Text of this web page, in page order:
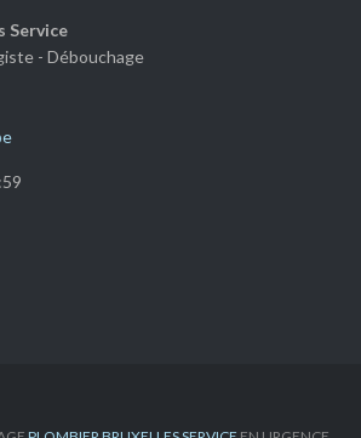
Service
- Débouchage